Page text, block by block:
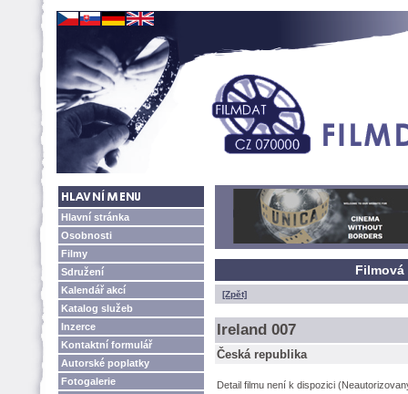
Hlavní stránka
Osobnosti
Filmy
Sdružení
Kalendář akcí
Katalog služeb
Inzerce
Kontaktní formulář
Autorské poplatky
Fotogalerie
Filmová
[Zpět]
Ireland 007
Česká republika
Detail filmu není k dispozici